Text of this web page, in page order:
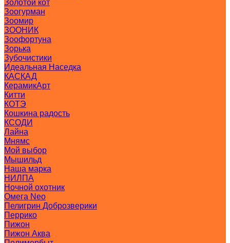
Золотой кот
Зоогурман
Зоомир
ЗООНИК
Зоофортуна
Зорька
Зубочистики
Идеальная Наседка
КАСКАД
КерамикАрт
Китти
КОТЭ
Кошкина радость
КСОДИ
Лайна
Мнямс
Мой выбор
Мышильд
Наша марка
НИЛПА
Ночной охотник
Омега Neo
Пелигрин Доброзверики
Перрико
Пижон
Пижон Аква